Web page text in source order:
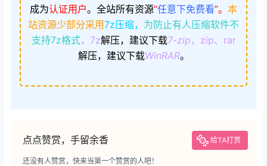
成为认证用户。 全站所有资源“任意下免费看”。 本
站资源少部分采用7z压缩， 为防止有人压缩软件不
支持7z格式，7z解压，建议下载7-zip ，zip、rar
解压，建议下载WinRAR。
点点赞赏，手留余香 给TA打赏
还没有人赞赏，快来当第一个赞赏的人吧！